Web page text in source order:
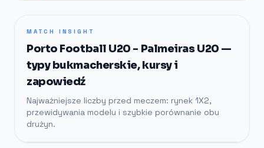
MATCH INSIGHT
Porto Football U20 - Palmeiras U20 —
typy bukmacherskie, kursy i
zapowiedź
Najważniejsze liczby przed meczem: rynek 1X2,
przewidywania modelu i szybkie porównanie obu
drużyn.